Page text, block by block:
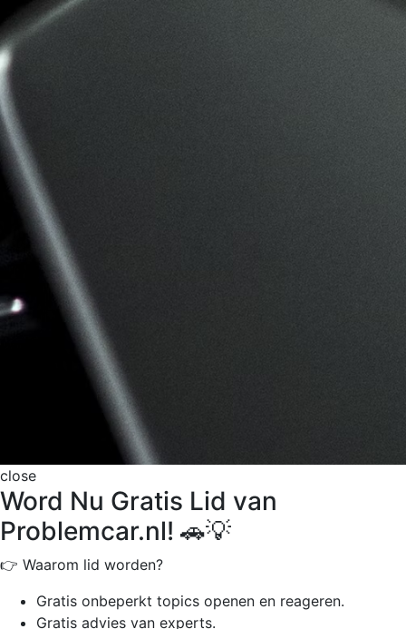
close
Word Nu Gratis Lid van
Problemcar.nl! 🚗💡
👉 Waarom lid worden?
Gratis onbeperkt topics openen en reageren.
Gratis advies van experts.